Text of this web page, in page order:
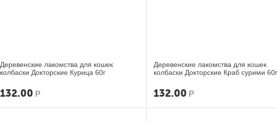
Деревенские лакомства для кошек
колбаски Докторские Курица 60г
132.00 Р
Деревенские лакомства для кошек
колбаски Докторские Краб сурими 60г
132.00 Р